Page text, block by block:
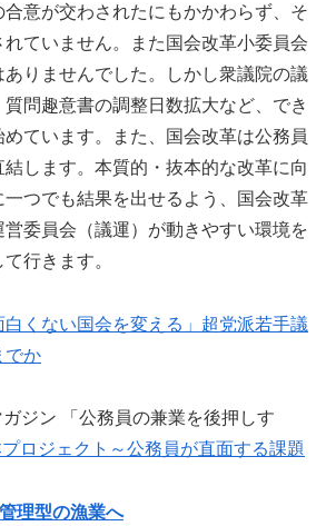
意が交わされたにもかかわらず、そ
ていません。また国会改革小委員会
りませんでした。しかし衆議院の議
問趣意書の調整日数拡大など、でき
ています。また、国会改革は公務員
します。本質的・抜本的な改革に向
つでも結果を出せるよう、国会改革
委員会（議運）が動きやすい環境を
行きます。
白くない国会を変える」超党派若手議
でか
ジン 「公務員の兼業を後押しす
ロジェクト～公務員が直面する課題
理型の漁業へ